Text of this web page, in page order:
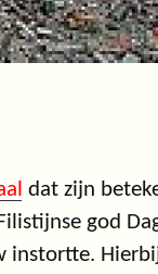
dat zijn
god
instortte.